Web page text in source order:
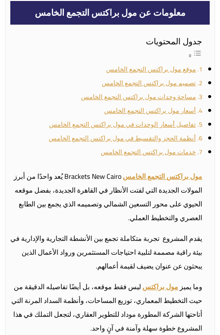
معلومات عن مول براكتس التجمع الخامس
جدول المحتويات
موقع مول براكتس التجمع الخامس
تصميم مول براكتس التجمع الخامس
مساحة وحدات مول براكتس التجمع الخامس
أسعار مول براكتس التجمع الخامس
تفاصيل أسعار الوحدات في مول براكتس التجمع الخامس
أنظمة الحجز والتقسيط في مول براكتس التجمع الخامس
خدمات مول براكتس التجمع الخامس
مول براكتس التجمع الخامس
Brackets New Cairo يُعد واحدًا من أبرز
المولات الجديدة التي لفتت الأنظار في القاهرة الجديدة، بفضل موقعه
الحيوي على محور التسعين الشمالي وتصميمه الذي يجمع بين الطابع
العصري والتخطيط العملي.
يقدم المشروع تجربة متكاملة تجمع بين الأنشطة التجارية والإدارية في
بيئة راقية مصممة لتلبية احتياجات المستثمرين ورواد الأعمال الذين
يبحثون عن عنوان يضيف لقيمة أعمالهم.
وما يميزمول براكتسليس فقط موقعه، بل أيضًا تفاصيله الدقيقة من
حيث التخطيط المعماري، توزيع المساحات، وأنظمة السداد المرنة التي
أتاحتها الشركة المطورة موداد للتطوير العقاري، لتجعل التملك في هذا
المشروع خطوة سهلة وآمنة في آنٍ واحد.